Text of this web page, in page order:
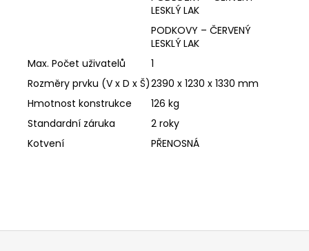
LESKLÝ LAK
PODKOVY – ČERVENÝ
LESKLÝ LAK
Max. Počet uživatelů
1
Rozměry prvku (V x D x Š)2390 x 1230 x 1330 mm
Hmotnost konstrukce
126 kg
Standardní záruka
2 roky
Kotvení
PŘENOSNÁ
Z